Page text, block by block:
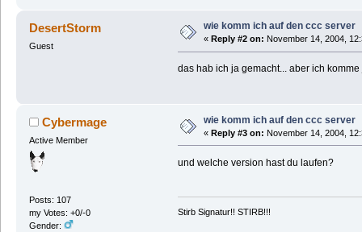
DesertStorm
Guest
wie komm ich auf den ccc server
« Reply #2 on: November 14, 2004,
das hab ich ja gemacht... aber ich
Cybermage
Active Member
Posts: 107
my Votes: +0/-0
Gender:
wie komm ich auf den ccc server
« Reply #3 on: November 14, 2004,
und welche version hast du laufen?
Stirb Signatur!! STIRB!!!